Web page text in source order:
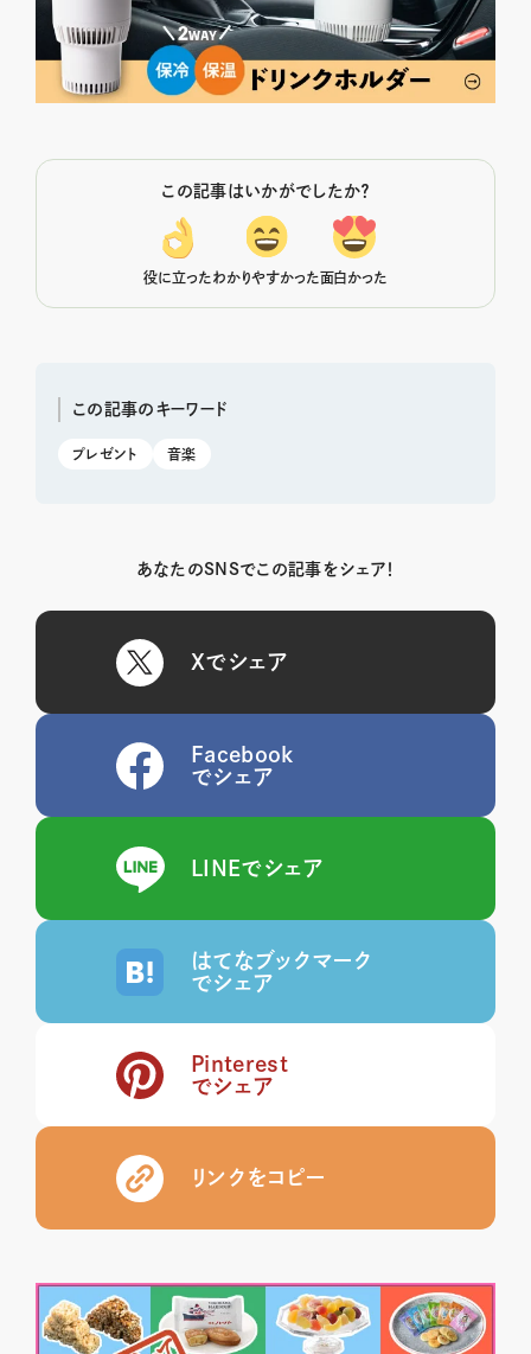
この記事はいかがでしたか？
役に立ったわかりやすかった面白かった
この記事のキーワード
プレゼント 音楽
あなたのSNSでこの記事をシェア！
Xでシェア
Facebook
でシェア
LINEでシェア
はてなブックマーク
でシェア
Pinterest
でシェア
リンクをコピー